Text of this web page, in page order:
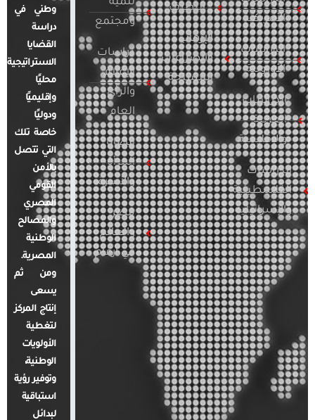
الأمريكية
الدراسات
الأوروبية
الدراسات
العربية
والإقليمية
الدراسات
الفلسطينية
والإسرائيلية
التطرف
الإرهاب
والصراعات
المسلحة
تنمية
ومجتمع
دراسات
الإعلام
والرأي
العام
قضايا
المرأة
والأسرة
مصر
والعالم
في أرقام
وطني في
دراسة
القضايا
الاستراتيجية
محليًا
وإقليميًا
ودوليًا
خاصة تلك
التي تتصل
بالأمن
القومي
المصري
والمصالح
الوطنية
المصرية.
ومن ثم
يسعى
إنتاج المركز
لتغطية
الأولويات
الوطنية،
وتوفير رؤية
استباقية
لبدائل